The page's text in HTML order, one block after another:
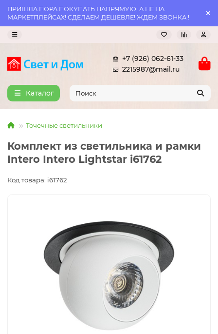
ПРИШЛА ПОРА ПОКУПАТЬ НАПРЯМУЮ, А НЕ НА
МАРКЕТПЛЕЙСАХ! СДЕЛАЕМ ДЕШЕВЛЕ! ЖДЕМ ЗВОНКА !
+7 (926) 062-61-33
2215987@mail.ru
Каталог
Точечные светильники
Комплект из светильника и рамки
Intero Intero Lightstar i61762
Код товара: i61762